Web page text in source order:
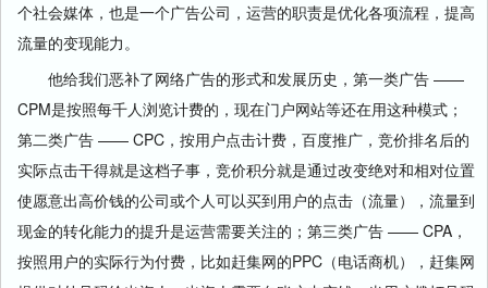
个社会媒体，也是一个广告公司，运营的职责是优化各项流程，提高
流量的变现能力。
他给我们恶补了网络广告的形式和发展历史，第一类广告 ——
CPM是按照每千人浏览计费的，现在门户网站等还在用这种模式；
第二类广告 —— CPC，按用户点击计费，百度推广，竞价排名后的
实际点击干得就是这档子事，竞价积分就是通过改变绝对和相对位置
使愿意出高价钱的公司或个人可以买到用户的点击（流量），流量到
现金的转化能力的提升是运营需要关注的；第三类广告 —— CPA，
按照用户的实际行为付费，比如赶集网的PPC（电话商机），赶集网